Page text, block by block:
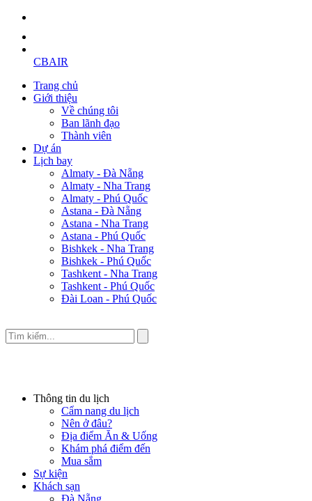
CBAIR
Trang chủ
Giới thiệu
Về chúng tôi
Ban lãnh đạo
Thành viên
Dự án
Lịch bay
Almaty - Đà Nẵng
Almaty - Nha Trang
Almaty - Phú Quốc
Astana - Đà Nẵng
Astana - Nha Trang
Astana - Phú Quốc
Bishkek - Nha Trang
Bishkek - Phú Quốc
Tashkent - Nha Trang
Tashkent - Phú Quốc
Đài Loan - Phú Quốc
Thông tin du lịch
Cẩm nang du lịch
Nên ở đâu?
Địa điểm Ăn & Uống
Khám phá điểm đến
Mua sắm
Sự kiện
Khách sạn
Đà Nẵng